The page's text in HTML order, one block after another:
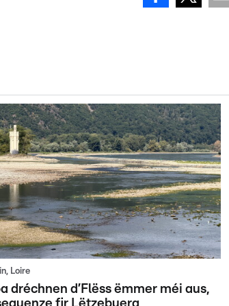
Loire
dréchnen d’Flëss ëmmer méi aus,